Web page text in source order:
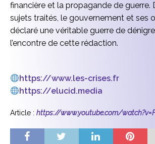
financière et la propagande de guerre.
sujets traités, le gouvernement et ses
déclaré une véritable guerre de
l’encontre de cette rédaction.
https://www.les-crises.fr
https://elucid.media
Article : https://www.youtube.com/